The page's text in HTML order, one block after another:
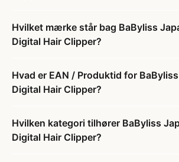
Hvilket mærke står bag BaByliss
Digital Hair Clipper?
Hvad er EAN / Produktid for
Digital Hair Clipper?
Hvilken kategori tilhører BaByliss
Digital Hair Clipper?